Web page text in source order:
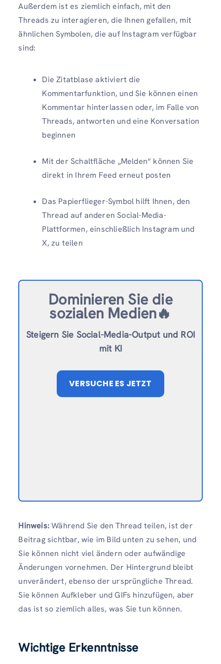
Außerdem ist es ziemlich einfach, mit den
Threads zu interagieren, die Ihnen gefallen, mit
ähnlichen Symbolen, die auf Instagram verfügbar
sind:
Die Zitatblase aktiviert die
Kommentarfunktion, und Sie können einen
Kommentar hinterlassen oder, im Falle von
Threads, antworten und eine Konversation
beginnen
Mit der Schaltfläche „Melden“ können Sie
direkt in Ihrem Feed erneut posten
Das Papierflieger-Symbol hilft Ihnen, den
Thread auf anderen Social-Media-
Plattformen, einschließlich Instagram und
X, zu teilen
Dominieren Sie die
sozialen Medien🔥
Steigern Sie Social-Media-Output und ROI
mit KI
VERSUCHE ES JETZT
Hinweis:Während Sie den Thread teilen, ist der
Beitrag sichtbar, wie im Bild unten zu sehen, und
Sie können nicht viel ändern oder aufwändige
Änderungen vornehmen. Der Hintergrund bleibt
unverändert, ebenso der ursprüngliche Thread.
Sie können Aufkleber und GIFs hinzufügen, aber
das ist so ziemlich alles, was Sie tun können.
Wichtige Erkenntnisse